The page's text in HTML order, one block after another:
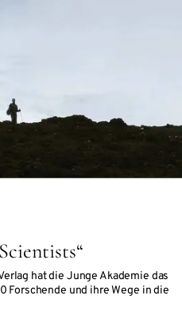
hat die Junge Akademie das
Forschende und ihre Wege in die